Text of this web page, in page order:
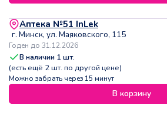
Аптека №51 InLek
г. Минск, ул. Маяковского, 115
Годен до 31.12.2026
В наличии 1 шт.
(есть ещё 2шт. по другой цене)
Можно забрать через 15 минут
В корзину